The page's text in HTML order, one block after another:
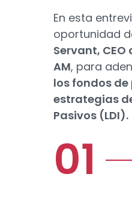
En esta
oportunidad
Servant,
AM, para
los fondos de
estrategias
Pasivos (LDI).